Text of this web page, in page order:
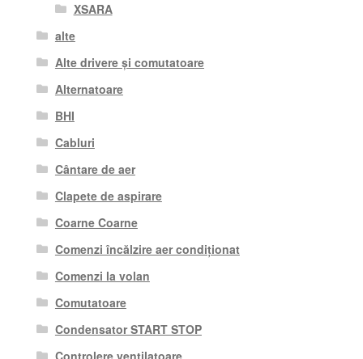
XSARA
alte
Alte drivere și comutatoare
Alternatoare
BHI
Cabluri
Cântare de aer
Clapete de aspirare
Coarne Coarne
Comenzi încălzire aer condiționat
Comenzi la volan
Comutatoare
Condensator START STOP